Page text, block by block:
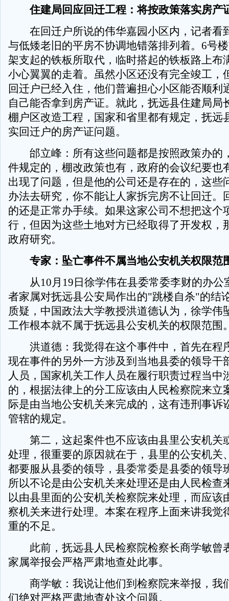
住建局回应回迁工程：将按政策落实房产
在回迁户所说的伟华嘉园小区内，记者看
与低矮老旧的平房不协调地错落排列着。6号
架支起的铁板所取代，临时搭起的铁板路上布
小心翼翼的走着。虽然小区还没有完全竣工，
回迁户已经入住，他们普遍担心小区能否顺利
自己能否拿到房产证。就此，抚远县住建局局
棚户区改造工程，国家和省里都有规定，抚远
实回迁户的房产证问题。
邰立峰：所有这些问题都是按照政策办的
件规定的，棚改政策也有，政府的会议纪要也
出现了问题，但是他的公司还是存在的，这些
办法去研究，你不能让人家拆完房不让回迁。
的还是正常办手续。如果这家公司不想把这个
行，但因为这些土地对方已经取得了开发权，
政府研究。
专家：坠亡事件不属当地公安机关权限范
从10月19日徐学伟在县委常委李财的办公
者家属对抚远县公安局作出的"跳楼自杀"的结
质疑，中国政法大学教授洪道德认为，徐学伟
工作根本就不属于抚远县公安机关的权限范围
洪道德：我觉得在这个事件中，首先在程
现在事件的另外一方涉及到当地县委的领导干
人员，国家机关工作人员在履行职责过程当中
的，根据法律上的分工应该由人民检察院来立
际是由当地公安机关来完成的，这有违刑事诉
管辖的规定。
第二，这起案件也不应该由县里公安机关
处理，很重要的原因就在于，县里的公安机关
都要服从县委的领导，县委常委是县委的领导
所以不论是由公安机关来处理还是由人民检查
以由县里面的公安机关检察院来处理，而应该
察机关来进行处理。本案在程序上面来讲我觉
重的不足。
此前，抚远县人民检察院检察长商学敏曾
家属举报会严格严肃地查处此事。
商学敏：我说让他们到检察院来举报，我
们绝对严格严肃地查处这个问题。